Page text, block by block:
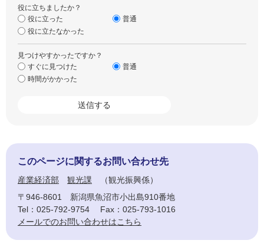
役に立ちましたか？
役に立った
普通
役に立たなかった
見つけやすかったですか？
すぐに見つけた
普通
時間がかかった
このページに関するお問い合わせ先
産業経済部 観光課
観光振興係
〒946-8601
新潟県魚沼市小出島910番地
Tel：025-792-9754
Fax：025-793-1016
メールでのお問い合わせはこちら